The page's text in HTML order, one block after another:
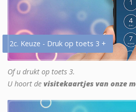
2c. Keuze - Druk op toets 3 +
Of u drukt op toets 3.
U hoort de visitekaartjes van onze